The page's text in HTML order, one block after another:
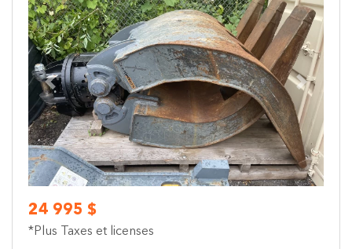
Previous Next
24 995 $
*Plus Taxes et licenses